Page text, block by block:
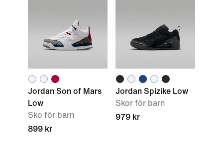
Jordan Son of Mars
Low
Sko för barn
899 kr
Jordan Spizike Low
Skor för barn
979 kr